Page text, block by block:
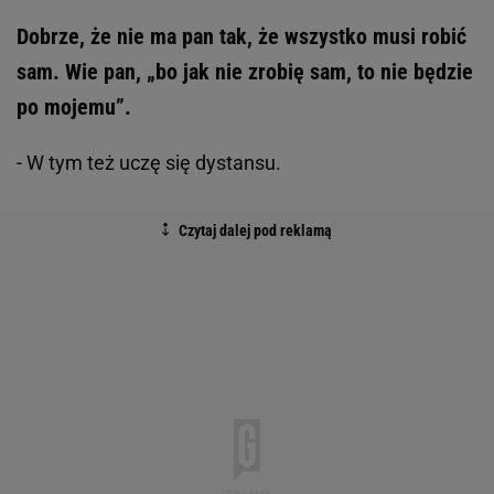
Dobrze, że nie ma pan tak, że wszystko musi robić
sam. Wie pan, „bo jak nie zrobię sam, to nie będzie
po mojemu”.
- W tym też uczę się dystansu.